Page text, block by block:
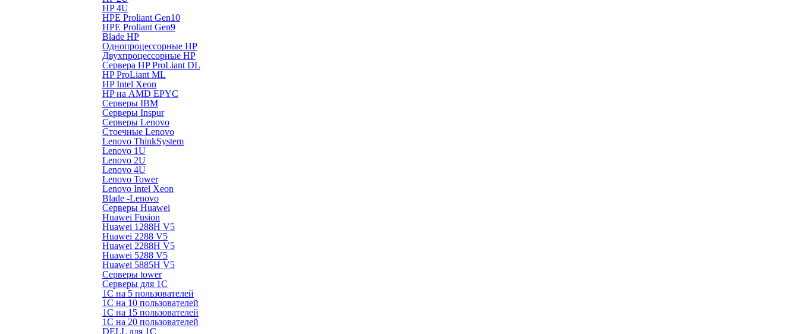
HP 4U
HPE Proliant Gen10
HPE Proliant Gen9
Blade HP
Однопроцессорные HP
Двухпроцессорные HP
Сервера HP ProLiant DL
HP ProLiant ML
HP Intel Xeon
HP на AMD EPYC
Серверы IBM
Серверы Inspur
Серверы Lenovo
Стоечные Lenovo
Lenovo ThinkSystem
Lenovo 1U
Lenovo 2U
Lenovo 4U
Lenovo Tower
Lenovo Intel Xeon
Blade -Lenovo
Серверы Huawei
Huawei Fusion
Huawei 1288H V5
Huawei 2288 V5
Huawei 2288H V5
Huawei 5288 V5
Huawei 5885H V5
Серверы tower
Серверы для 1C
1С на 5 пользователей
1С на 10 пользователей
1С на 15 пользователей
1С на 20 пользователей
DELL для 1С